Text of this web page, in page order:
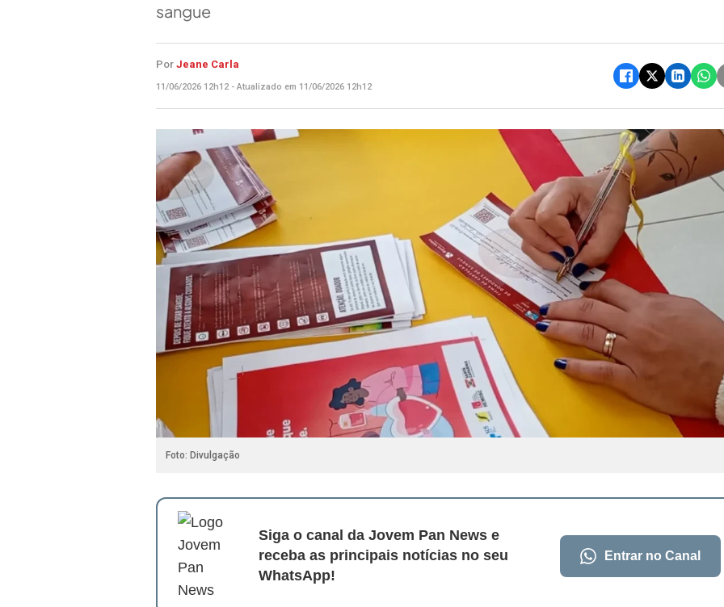
sangue
PorJeane Carla
11/06/2026 12h12 - Atualizado em 11/06/2026 12h12
Foto: Divulgação
Siga o canal da Jovem Pan News e
receba as principais notícias no seu
WhatsApp!
Entrar no Canal